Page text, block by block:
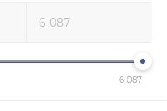
6 087